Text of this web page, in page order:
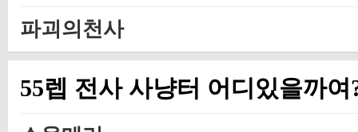
파괴의천사
55렙 전사 사냥터 어디있을까